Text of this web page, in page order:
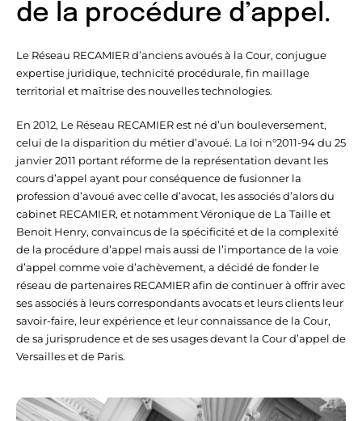
de la procédure d’appel.
Le Réseau RECAMIER d’anciens avoués à la Cour, conjugue
expertise juridique, technicité procédurale, fin maillage
territorial et maîtrise des nouvelles technologies.
En 2012, Le Réseau RECAMIER est né d’un bouleversement,
celui de la disparition du métier d’avoué. La loi n°2011-94 du 25
janvier 2011 portant réforme de la représentation devant les
cours d’appel ayant pour conséquence de fusionner la
profession d’avoué avec celle d’avocat, les associés d’alors du
cabinet RECAMIER, et notamment Véronique de La Taille et
Benoit Henry, convaincus de la spécificité et de la complexité
de la procédure d’appel mais aussi de l’importance de la voie
d’appel comme voie d’achèvement, a décidé de fonder le
réseau de partenaires RECAMIER afin de continuer à offrir avec
ses associés à leurs correspondants avocats et leurs clients leur
savoir-faire, leur expérience et leur connaissance de la Cour,
de sa jurisprudence et de ses usages devant la Cour d’appel de
Versailles et de Paris.